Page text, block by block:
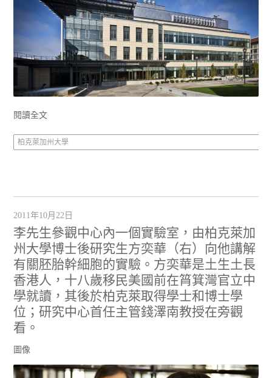
閱讀全文
柏克萊加州大學
2011年10月22日
李先生參觀中心內一個實驗室，由柏克萊加
州大學博士後研究生方奕華（右）向他講解
有關胚胎幹細胞的實驗。方奕華是土生土長
香港人，十八歲移民美國前在筲箕灣官立中
學就讀，其後於柏克萊取得學士和博士學
位；研究中心首任主管錢澤南教授在旁觀
看。
圖像